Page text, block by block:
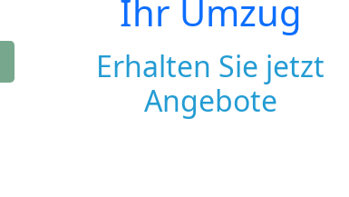
Ihr Umzug
Erhalten Sie jetzt
Angebote